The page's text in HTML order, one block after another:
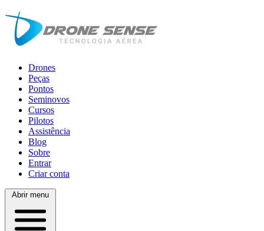
Drones
Peças
Pontos
Seminovos
Cursos
Pilotos
Assistência
Blog
Sobre
Entrar
Criar conta
Abrir menu